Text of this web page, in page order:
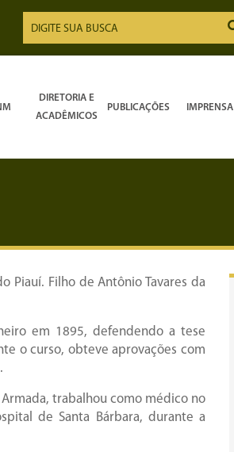
DIRETORIA E
ACADÊMICOS
PUBLICAÇÕES IMPRENSA
Piauí. Filho de Antônio Tavares da
em 1895, defendendo a tese
o curso, obteve aprovações com
trabalhou como médico no
de Santa Bárbara, durante a